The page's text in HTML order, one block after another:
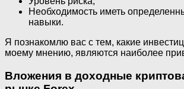
Необходимость иметь
навыки.
Я познакомлю вас с тем, какие
моему мнению, являются наиболее
Вложения в доходные